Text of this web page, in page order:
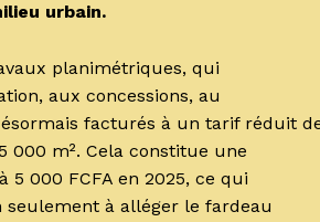
urbain.
planimétriques, qui
aux concessions, au
facturés à un tarif réduit
000 m². Cela constitue une
000 FCFA en 2025, ce qui
seulement à alléger le fardeau